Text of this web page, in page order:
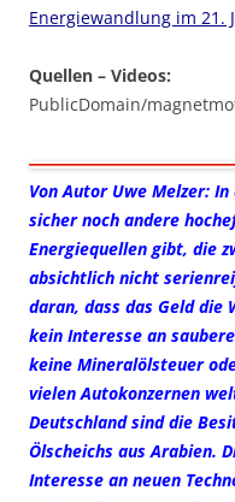
Energiewandlung im 21.
Quellen – Videos:
PublicDomain/
Von Autor Uwe Melzer:
sicher noch andere
Energiequellen gibt, die
absichtlich nicht
daran, dass das Geld
kein Interesse an
keine Mineralölsteuer
vielen Autokonzernen
Deutschland sind die
Ölscheichs aus Arabien.
Interesse an neuen